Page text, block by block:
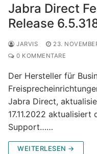
Jabra Direct
Release
JARVIS 23.
0 KOMMENTARE
Der Hersteller für
Jabra Direct,
17.11.2022
Support……
WEITERLESEN →